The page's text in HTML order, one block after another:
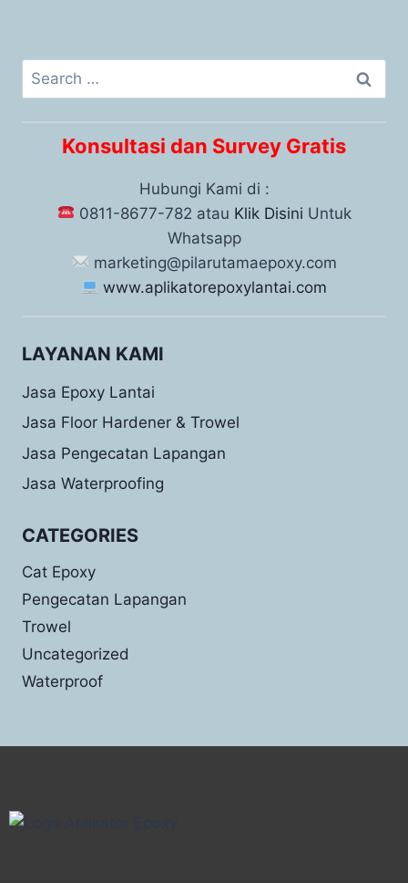
Konsultasi dan Survey Gratis
Hubungi Kami di :
0811-8677-782 atau Klik Disini Untuk
Whatsapp
marketing@pilarutamaepoxy.com
www.aplikatorepoxylantai.com
LAYANAN KAMI
Jasa Epoxy Lantai
Jasa Floor Hardener & Trowel
Jasa Pengecatan Lapangan
Jasa Waterproofing
CATEGORIES
Cat Epoxy
Pengecatan Lapangan
Trowel
Uncategorized
Waterproof